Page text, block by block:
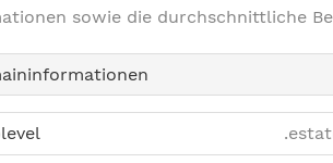
sowie die durchschnittliche